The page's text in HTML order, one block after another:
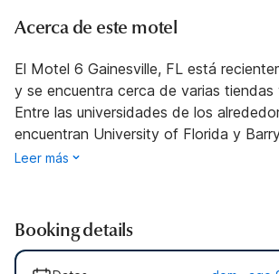
Acerca de este motel
El Motel 6 Gainesville, FL está
y se encuentra cerca de varias tiendas
Entre las universidades de los
encuentran University of Florida y
Leer más
Booking details